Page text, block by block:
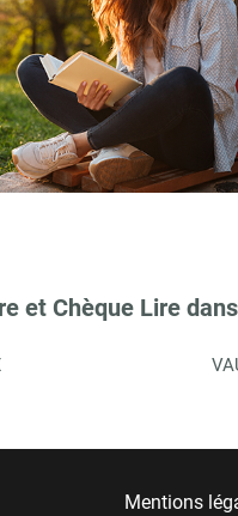
et Chèque Lire
Mentions